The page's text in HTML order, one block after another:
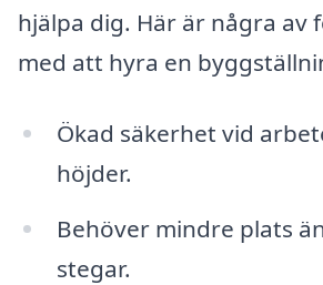
hjälpa dig. Här är några av
med att hyra en
Ökad säkerhet vid
höjder.
Behöver mindre plats
stegar.